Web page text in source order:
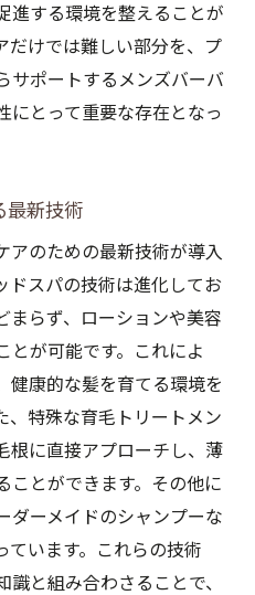
効果とは
の流れ
け方
計画
ケア最新テクニックを
革新的なケア
しいアプローチ
新の研究
ロが教えるケア法
ケアで薄毛を防ぐ方法
進する環境を整えることが
だけでは難しい部分を、プ
サポートするメンズバーバ
にとって重要な存在となっ
最新技術
アのための最新技術が導入
ドスパの技術は進化してお
まらず、ローションや美容
とが可能です。これによ
健康的な髪を育てる環境を
、特殊な育毛トリートメン
根に直接アプローチし、薄
ことができます。その他に
ダーメイドのシャンプーな
ています。これらの技術
と組み合わさることで、